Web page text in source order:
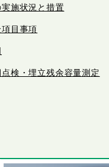
施状況と措置
目事項
検・埋立残余容量測定